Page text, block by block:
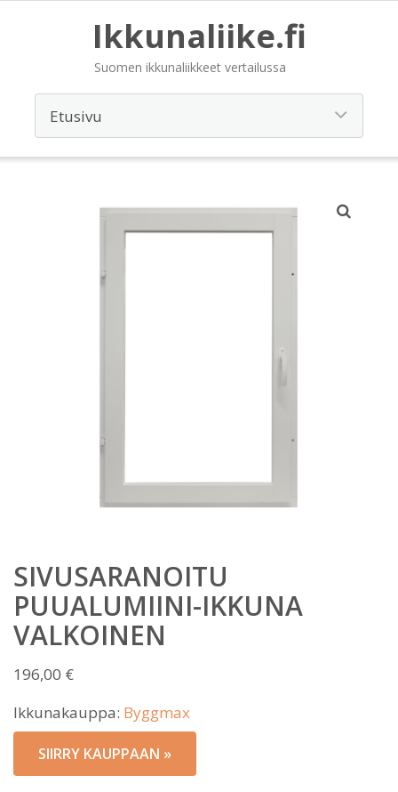
Ikkunaliike.fi
Suomen ikkunaliikkeet vertailussa
SIVUSARANOITU
PUUALUMIINI-IKKUNA
VALKOINEN
196,00 €
Ikkunakauppa: Byggmax
SIIRRY KAUPPAAN »